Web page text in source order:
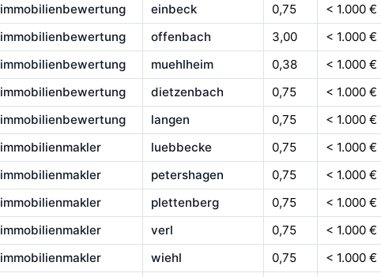
immobilienbewertung einbeck 0,75 < 1.000 €
immobilienbewertung offenbach 3,00 < 1.000 €
immobilienbewertung muehlheim 0,38 < 1.000 €
immobilienbewertung dietzenbach 0,75 < 1.000 €
immobilienbewertung langen 0,75 < 1.000 €
immobilienmakler luebbecke 0,75 < 1.000 €
immobilienmakler petershagen 0,75 < 1.000 €
immobilienmakler plettenberg 0,75 < 1.000 €
immobilienmakler verl 0,75 < 1.000 €
immobilienmakler wiehl 0,75 < 1.000 €